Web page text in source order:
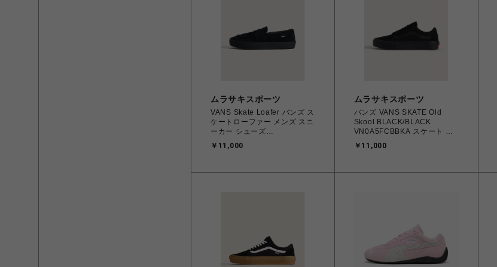
ムラサキスポーツ
VANS Skate Loafer バンズ ス
ケートローファー メンズ スニ
ーカー シューズ
BLACK/BLACK 25.0cm～
29.0cm VN000VA6BKA
￥11,000
ムラサキスポーツ
バンズ VANS SKATE Old
Skool BLACK/BLACK
VN0A5FCBBKA スケート ス
ケートオールドスクール 26.0
㎝～28.0㎝ スニーカー メンズ
￥11,000